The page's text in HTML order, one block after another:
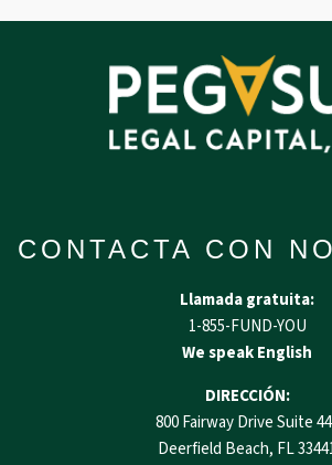
CONTACTA CON
Llamada gratuita:
1-855-FUND-YOU
We speak English
DIRECCIÓN:
800 Fairway Drive Suite
Deerfield Beach, FL